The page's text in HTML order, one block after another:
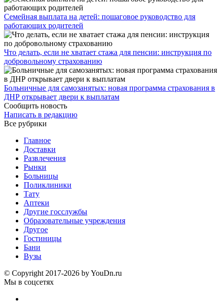
Семейная выплата на детей: пошаговое руководство для
работающих родителей
Что делать, если не хватает стажа для пенсии: инструкция по
добровольному страхованию
Больничные для самозанятых: новая программа страхования в
ДНР открывает двери к выплатам
Сообщить новость
Написать в редакцию
Все рубрики
Главное
Доставки
Развлечения
Рынки
Больницы
Поликлиники
Тату
Аптеки
Другие госслужбы
Образовательные учреждения
Другое
Гостиницы
Бани
Вузы
© Copyright 2017-2026 by YouDn.ru
Мы в соцсетях